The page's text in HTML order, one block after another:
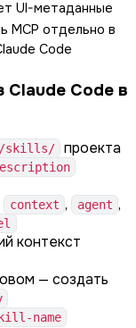
UI-метаданные
MCP отдельно в
Code
Claude Code в
skills/
проекта
context , agent ,
контекст
— создать
name